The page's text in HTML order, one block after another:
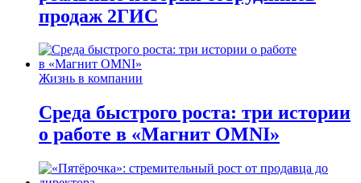
продаж 2ГИС
Жизнь в компании
Среда быстрого роста: три истории
о работе в «Магнит OMNI»